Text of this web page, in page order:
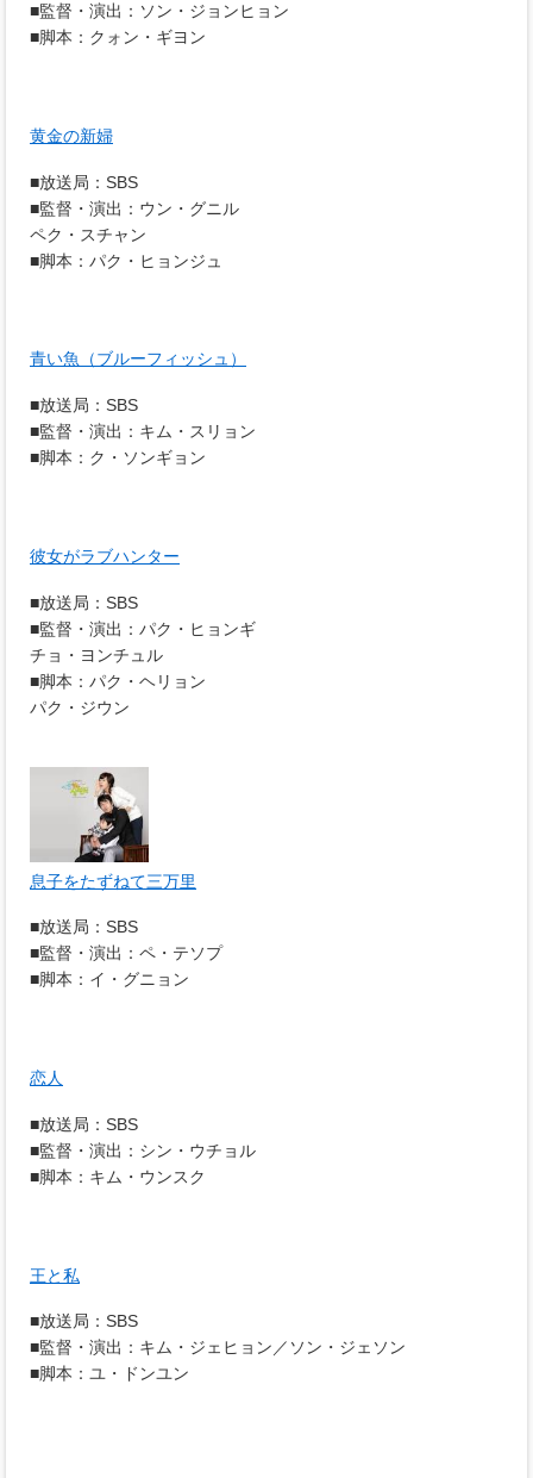
■監督・演出：ソン・ジョンヒョン
■脚本：クォン・ギヨン
黄金の新婦
■放送局：SBS
■監督・演出：ウン・グニル
ペク・スチャン
■脚本：パク・ヒョンジュ
青い魚（ブルーフィッシュ）
■放送局：SBS
■監督・演出：キム・スリョン
■脚本：ク・ソンギョン
彼女がラブハンター
■放送局：SBS
■監督・演出：パク・ヒョンギ
チョ・ヨンチュル
■脚本：パク・ヘリョン
パク・ジウン
息子をたずねて三万里
■放送局：SBS
■監督・演出：ペ・テソプ
■脚本：イ・グニョン
恋人
■放送局：SBS
■監督・演出：シン・ウチョル
■脚本：キム・ウンスク
王と私
■放送局：SBS
■監督・演出：キム・ジェヒョン／ソン・ジェソン
■脚本：ユ・ドンユン